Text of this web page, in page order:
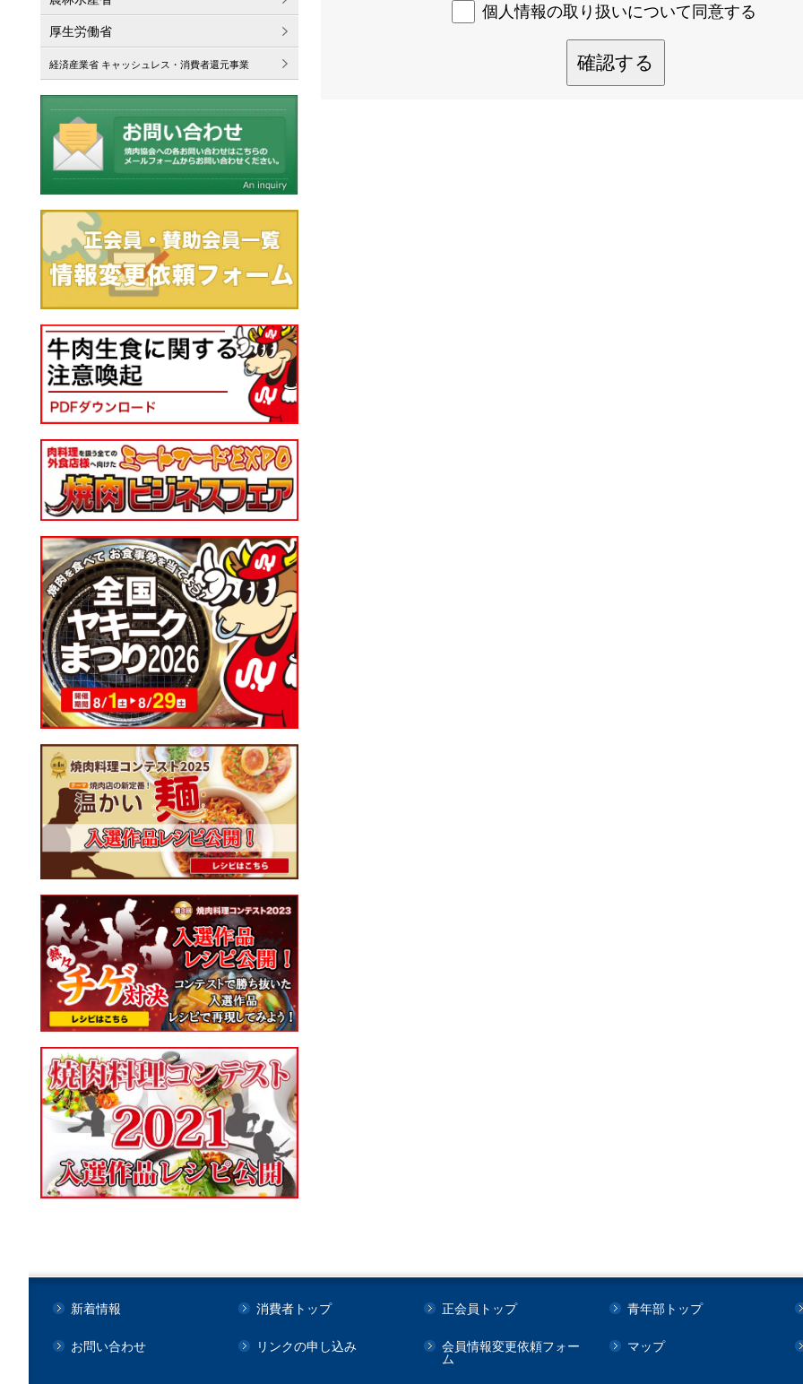
個人情報の取り扱いについて同意する
確認する
厚生労働省
経済産業省 キャッシュレス・消費者還元事業
新着情報 消費者トップ 正会員トップ 青年部トップ
お問い合わせ リンクの申し込み
会員情報変更依頼フォー
ム
マップ